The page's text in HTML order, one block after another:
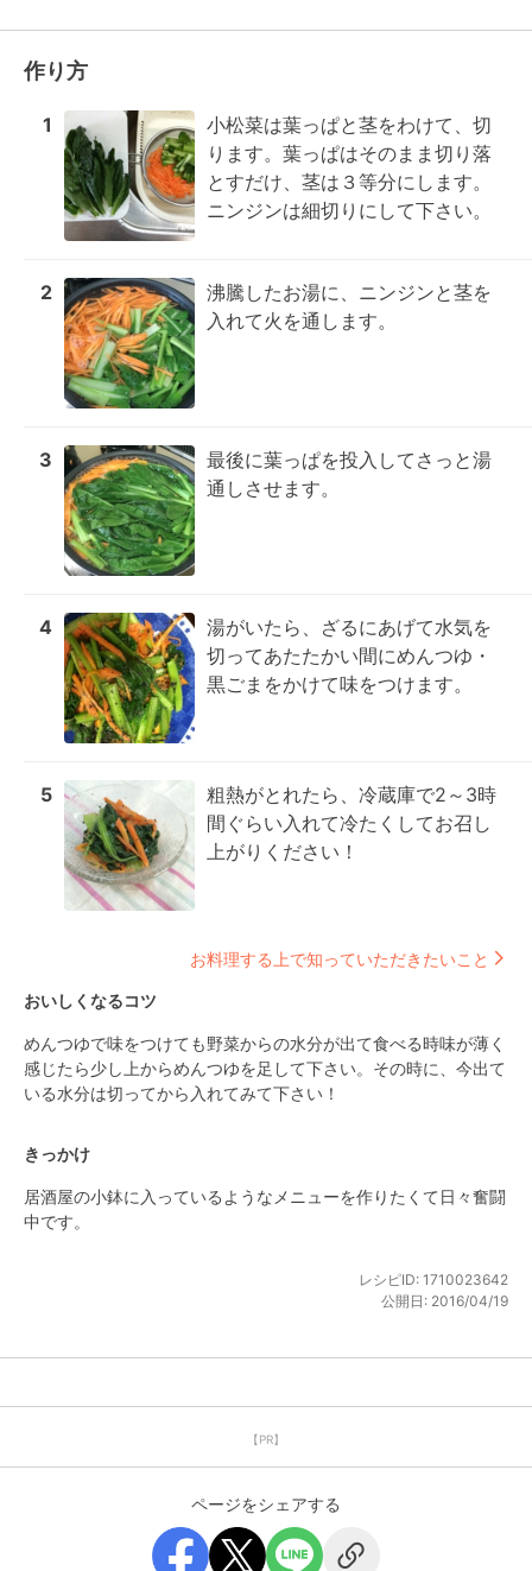
作り方
1
小松菜は葉っぱと茎をわけて、切
ります。葉っぱはそのまま切り落
とすだけ、茎は３等分にします。
ニンジンは細切りにして下さい。
2
沸騰したお湯に、ニンジンと茎を
入れて火を通します。
3
最後に葉っぱを投入してさっと湯
通しさせます。
4
湯がいたら、ざるにあげて水気を
切ってあたたかい間にめんつゆ・
黒ごまをかけて味をつけます。
5
粗熱がとれたら、冷蔵庫で2～3時
間ぐらい入れて冷たくしてお召し
上がりください！
お料理する上で知っていただきたいこと
おいしくなるコツ
めんつゆで味をつけても野菜からの水分が出て食べる時味が薄く
感じたら少し上からめんつゆを足して下さい。その時に、今出て
いる水分は切ってから入れてみて下さい！
きっかけ
居酒屋の小鉢に入っているようなメニューを作りたくて日々奮闘
中です。
レシピID: 1710023642
公開日: 2016/04/19
【PR】
ページをシェアする